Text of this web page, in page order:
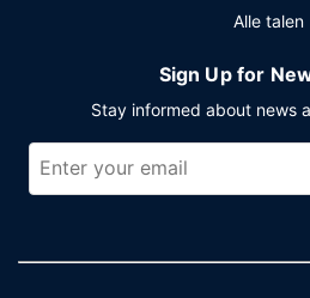
Alle talen
Sign Up for
Stay informed about news